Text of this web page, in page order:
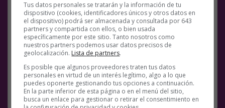
Facebook
Twitter
WhatsApp
Gmail
Meneame
Copy
Link
DINERO LADRÓN
RANDOM 15 MARZO, 2022
Tus datos personales se tratarán y la información de tu
dispositivo (cookies, identificadores únicos y otros datos en
el dispositivo) podrá ser almacenada y consultada por 643
partners y compartida con ellos, o bien usada
específicamente por este sitio. Tanto nosotros como
nuestros partners podemos usar datos precisos de
geolocalización. Lista de partners.
Es posible que algunos proveedores traten tus datos
personales en virtud de un interés legítimo, algo a lo que
puedes oponerte gestionando tus opciones a continuación.
En la parte inferior de esta página o en el menú del sitio,
busca un enlace para gestionar o retirar el consentimiento en